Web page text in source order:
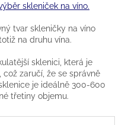
skleniček na víno.
tvar skleničky na víno
na druhu vína.
sklenici, která je
zaručí, že se správně
je ideálně 300-600
třetiny objemu.